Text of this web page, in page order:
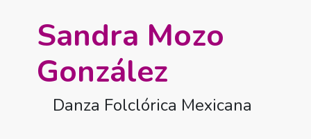
Sandra Mozo
González
Danza Folclórica Mexicana